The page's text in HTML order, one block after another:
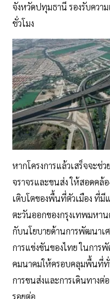
จังหวัดปทุมธานี รองรับความ
ชั่วโมง
หากโครงการแล้วเสร็จจะช่
จราจรและขนส่ง ให้สอดคล้
เติบโตของพื้นที่ตัวเมือง ที่
ตะวันออกของกรุงเทพมหาน
กับนโยบายด้านการพัฒนาเ
การแข่งขันของไทย ในการ
คมนาคมให้ครอบคลุมพื้นที่ทั่
การขนส่งและการเดินทางต่
รอยต่อ